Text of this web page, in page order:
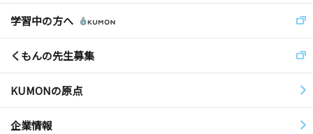
学習中の方へ
くもんの先生募集
KUMONの原点
企業情報